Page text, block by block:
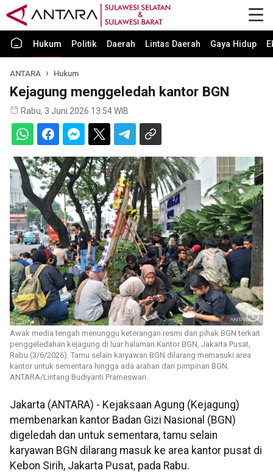
Hukum Politik Daerah Lintas Daerah Gaya Hidup
ANTARA Hukum
Kejagung menggeledah kantor BGN
Rabu, 3 Juni 2026 13:54 WIB
Awak media tengah menunggu keterangan resmi dari pihak BGN terkait
penggeledahan kejagung di luar halaman Kantor BGN, Jakarta Pusat,
Rabu (3/6/2026). Tamu selain karyawan BGN dilarang memasuki area
kantor untuk sementara hingga ada arahan dari pimpinan BGN.
ANTARA/Lintang Budiyanti Prameswari.
Jakarta (ANTARA) - Kejaksaan Agung (Kejagung)
membenarkan kantor Badan Gizi Nasional (BGN)
digeledah dan untuk sementara, tamu selain
karyawan BGN dilarang masuk ke area kantor pusat di
Kebon Sirih, Jakarta Pusat, pada Rabu.